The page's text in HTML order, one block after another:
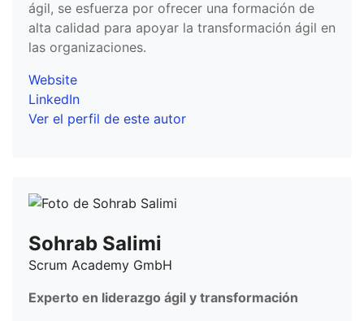
ágil, se esfuerza por ofrecer una formación de
alta calidad para apoyar la transformación ágil en
las organizaciones.
Website
LinkedIn
Ver el perfil de este autor
Sohrab Salimi
Scrum Academy GmbH
Experto en liderazgo ágil y transformación